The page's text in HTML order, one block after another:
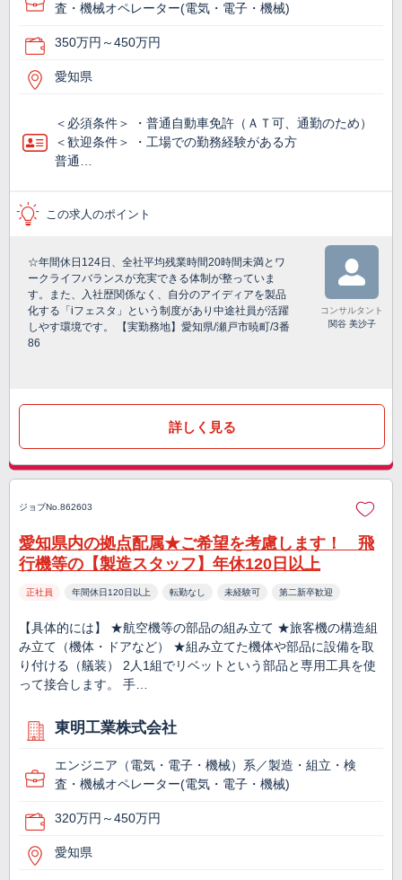
査・機械オペレーター(電気・電子・機械)
350万円～450万円
愛知県
＜必須条件＞ ・普通自動車免許（ＡＴ可、通勤のため）
＜歓迎条件＞ ・工場での勤務経験がある方
普通…
この求人のポイント
☆年間休日124日、全社平均残業時間20時間未満とワ
ークライフバランスが充実できる体制が整っていま
す。また、入社歴関係なく、自分のアイディアを製品
化する「iフェスタ」という制度があり中途社員が活躍
しやす環境です。 【実勤務地】愛知県/瀬戸市暁町/3番
86
コンサルタント
関谷 美沙子
詳しく見る
ジョブNo.862603
愛知県内の拠点配属★ご希望を考慮します！ 飛
行機等の【製造スタッフ】年休120日以上
正社員 年間休日120日以上 転勤なし 未経験可 第二新卒歓迎
【具体的には】 ★航空機等の部品の組み立て ★旅客機の構造組
み立て（機体・ドアなど） ★組み立てた機体や部品に設備を取
り付ける（艤装） 2人1組でリベットという部品と専用工具を使
って接合します。 手…
東明工業株式会社
エンジニア（電気・電子・機械）系／製造・組立・検
査・機械オペレーター(電気・電子・機械)
320万円～450万円
愛知県